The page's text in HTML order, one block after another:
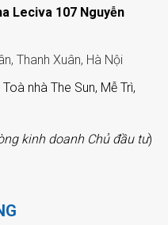
Leciva 107 Nguyễn
Thanh Xuân, Hà Nội
nhà The Sun, Mễ Trì,
kinh doanh Chủ đầu tư)